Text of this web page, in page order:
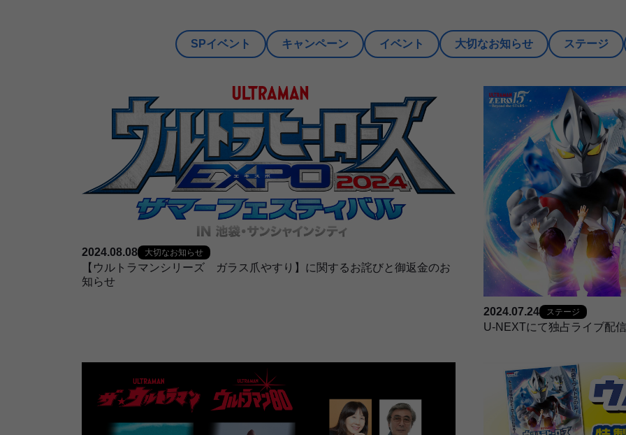
SPイベント キャンペーン イベント 大切なお知らせ ステージ
2024.08.08 大切なお知らせ
【ウルトラマンシリーズ ガラス爪やすり】に関するお詫びと御返金のお
知らせ
2024.07.24 ステージ
U-NEXTにて独占ライブ配